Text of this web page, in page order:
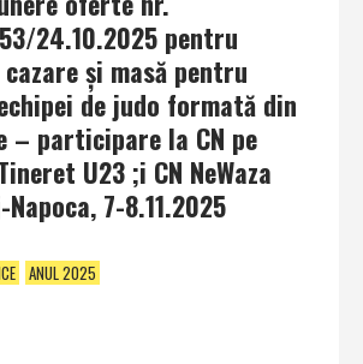
24.10.2025 pentru
şi masă pentru
de judo formată din
– participare la CN pe
U23 ;i CN NeWaza
7-8.11.2025
ANUL 2025